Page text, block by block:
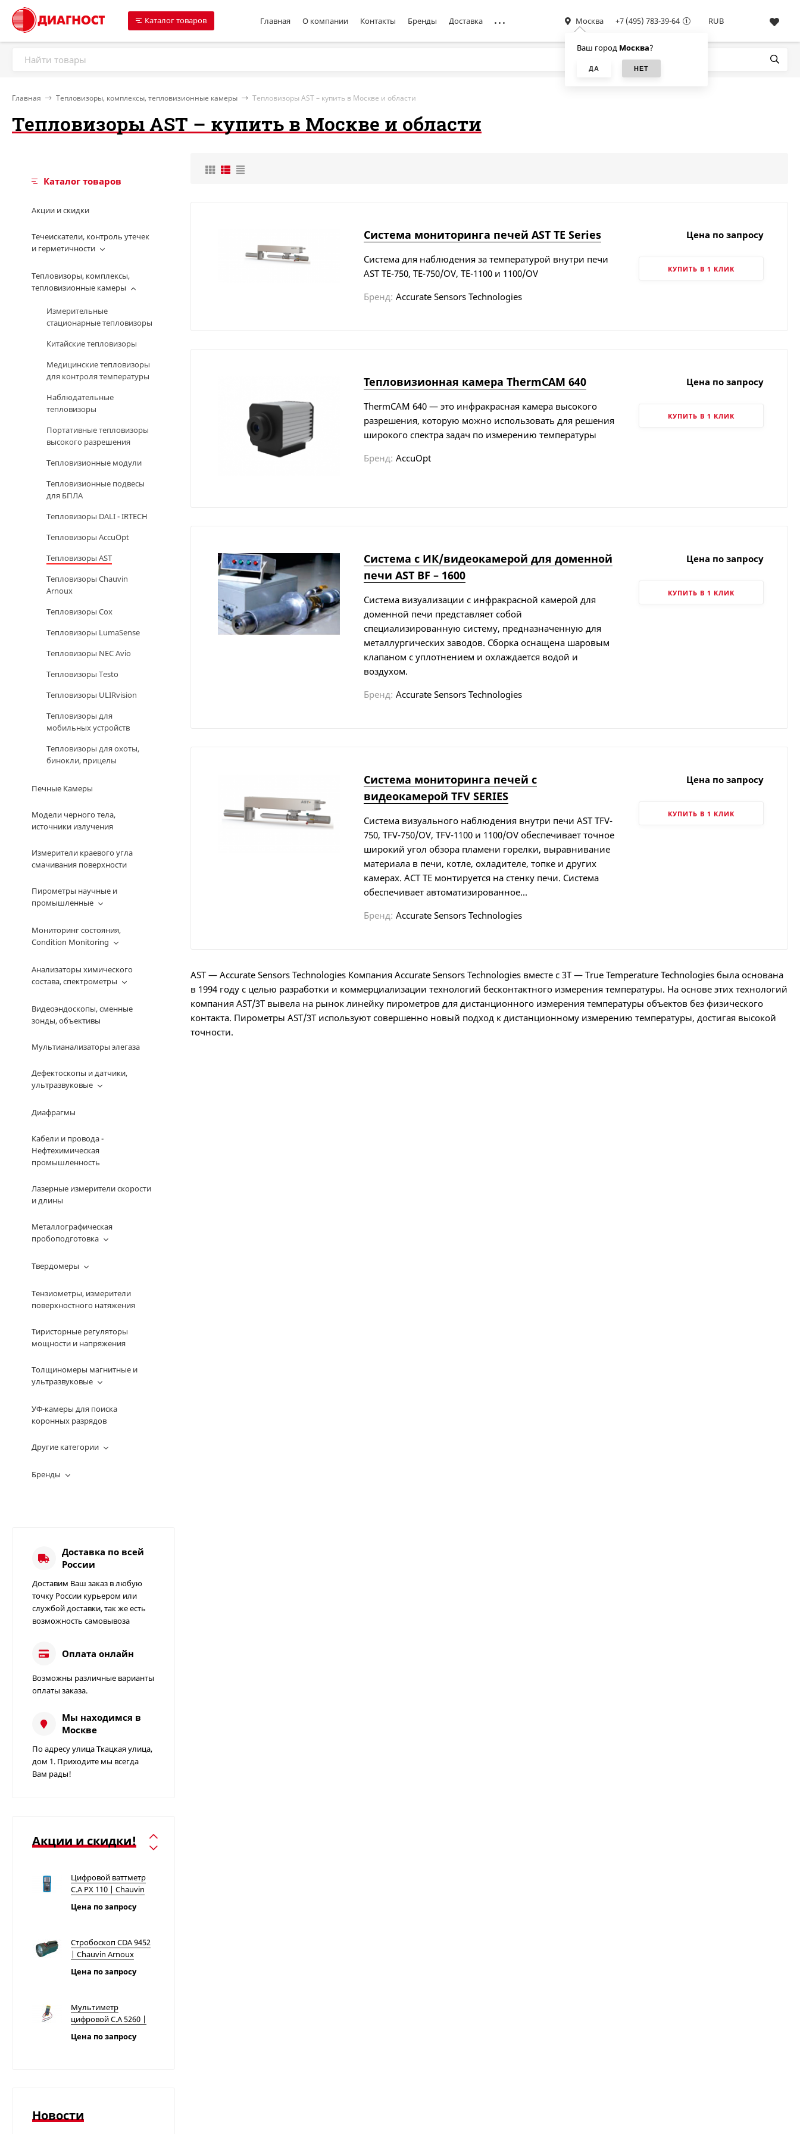
Каталог товаров Главная О компании Контакты Бренды Доставка Москва
Ваш город Москва?
+7 (495) 783-39-64 RUB
Главная Тепловизоры, комплексы, тепловизионные камеры Тепловизоры AST – купить в Москве и области
Тепловизоры AST – купить в Москве и области
Система мониторинга печей AST TE Series
Система для наблюдения за температурой внутри печи
AST TE-750, TE-750/OV, TE-1100 и 1100/OV
Бренд: Accurate Sensors Technologies
Цена по запросу
КУПИТЬ В 1 КЛИК
Тепловизионная камера ThermCAM 640
ThermCAM 640 — это инфракрасная камера высокого
разрешения, которую можно использовать для решения
широкого спектра задач по измерению температуры
Бренд: AccuOpt
Цена по запросу
КУПИТЬ В 1 КЛИК
Система с ИК/видеокамерой для доменной
печи AST BF – 1600
Система визуализации с инфракрасной камерой для
доменной печи представляет собой
специализированную систему, предназначенную для
металлургических заводов. Сборка оснащена шаровым
клапаном с уплотнением и охлаждается водой и
воздухом.
Бренд: Accurate Sensors Technologies
Цена по запросу
КУПИТЬ В 1 КЛИК
Система мониторинга печей c
видеокамерой TFV SERIES
Система визуального наблюдения внутри печи AST TFV-
750, TFV-750/OV, TFV-1100 и 1100/OV обеспечивает точное
широкий угол обзора пламени горелки, выравнивание
материала в печи, котле, охладителе, топке и других
камерах. АСТ ТЕ монтируется на стенку печи. Система
обеспечивает автоматизированное...
Бренд: Accurate Sensors Technologies
Цена по запросу
КУПИТЬ В 1 КЛИК
AST — Accurate Sensors Technologies Компания Accurate Sensors Technologies вместе с 3T — True Temperature Technologies была основана
в 1994 году с целью разработки и коммерциализации технологий бесконтактного измерения температуры. На основе этих технологий
компания AST/3T вывела на рынок линейку пирометров для дистанционного измерения температуры объектов без физического
контакта. Пирометры AST/3T используют совершенно новый подход к дистанционному измерению температуры, достигая высокой
точности.
Каталог товаров
Акции и скидки
Течеискатели, контроль утечек
и герметичности
Тепловизоры, комплексы,
тепловизионные камеры
Измерительные
стационарные тепловизоры
Китайские тепловизоры
Медицинские тепловизоры
для контроля температуры
Наблюдательные
тепловизоры
Портативные тепловизоры
высокого разрешения
Тепловизионные модули
Тепловизионные подвесы
для БПЛА
Тепловизоры DALI - IRTECH
Тепловизоры AccuOpt
Тепловизоры AST
Тепловизоры Chauvin
Arnoux
Тепловизоры Cox
Тепловизоры LumaSense
Тепловизоры NEC Avio
Тепловизоры Testo
Тепловизоры ULIRvision
Тепловизоры для
мобильных устройств
Тепловизоры для охоты,
бинокли, прицелы
Печные Камеры
Модели черного тела,
источники излучения
Измерители краевого угла
смачивания поверхности
Пирометры научные и
промышленные
Мониторинг состояния,
Condition Monitoring
Анализаторы химического
состава, спектрометры
Видеоэндоскопы, сменные
зонды, объективы
Мультианализаторы элегаза
Дефектоскопы и датчики,
ультразвуковые
Диафрагмы
Кабели и провода -
Нефтехимическая
промышленность
Лазерные измерители скорости
и длины
Металлографическая
пробоподготовка
Твердомеры
Тензиометры, измерители
поверхностного натяжения
Тиристорные регуляторы
мощности и напряжения
Толщиномеры магнитные и
ультразвуковые
УФ-камеры для поиска
коронных разрядов
Другие категории
Бренды
Доставка по всей
России
Доставим Ваш заказ в любую
точку России курьером или
службой доставки, так же есть
возможность самовывоза
Оплата онлайн
Возможны различные варианты
оплаты заказа.
Мы находимся в
Москве
По адресу улица Ткацкая улица,
дом 1. Приходите мы всегда
Вам рады!
Акции и скидки!
Измеритель
сопротивления
Chauvin Arnoux
49 000₽ 85 000 ₽
Измеритель
сопротивления
заземления C.A 6415 |
Цена по запросу
6609 | Chauvin Arnoux
Цена по запросу
Цифровой ваттметр
C.A PX 110 | Chauvin
Цена по запросу
Стробоскоп CDA 9452
| Chauvin Arnoux
Цена по запросу
Мультиметр
цифровой C.A 5260 |
Цена по запросу
Новости